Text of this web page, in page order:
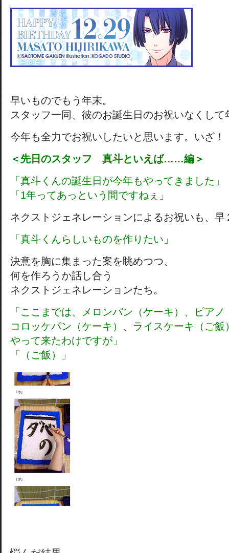
早いものでもう年末。
スタッフ一同、彼のお誕生日のお祝いなくし
今年も全力でお祝いしたいと思います。いざ！
＜先日のスタッフ 真斗といえば……編＞
「真斗くんの誕生日が今年もやってきました」
「1年ってあっという間ですねぇ」
ネクストジェネレーションによるお祝いも、早
「真斗くんらしいものを作りたい」
決意を胸に集まった案を眺めつつ、
何を作ろうか話し合う
ネクストジェネレーションたち。
「ここまでは、
メロンパン（ケーキ）、ピアノ
コロッケパン（ケーキ）、ライスケーキ（ご飯
やって来たわけですが」
「（ご飯）」